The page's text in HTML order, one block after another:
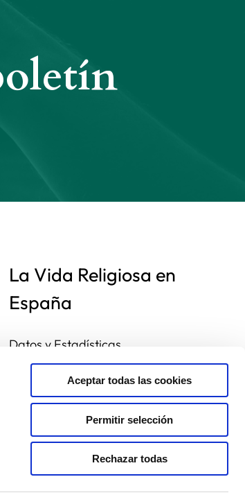
Aceptar todas las cookies
Permitir selección
Rechazar todas
La Vida Religiosa en
España
Datos y Estadísticas
Preguntas frecuentes
Mapa de congregaciones